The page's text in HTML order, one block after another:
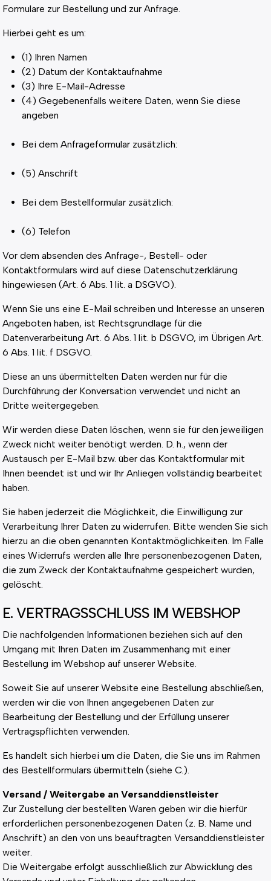
Formulare zur Bestellung und zur Anfrage.
Hierbei geht es um:
(1) Ihren Namen
(2) Datum der Kontaktaufnahme
(3) Ihre E-Mail-Adresse
(4) Gegebenenfalls weitere Daten, wenn Sie diese
angeben
Bei dem Anfrageformular zusätzlich:
(5) Anschrift
Bei dem Bestellformular zusätzlich:
(6) Telefon
Vor dem absenden des Anfrage-, Bestell- oder
Kontaktformulars wird auf diese Datenschutzerklärung
hingewiesen (Art. 6 Abs. 1 lit. a DSGVO).
Wenn Sie uns eine E-Mail schreiben und Interesse an unseren
Angeboten haben, ist Rechtsgrundlage für die
Datenverarbeitung Art. 6 Abs. 1 lit. b DSGVO, im Übrigen Art.
6 Abs. 1 lit. f DSGVO.
Diese an uns übermittelten Daten werden nur für die
Durchführung der Konversation verwendet und nicht an
Dritte weitergegeben.
Wir werden diese Daten löschen, wenn sie für den jeweiligen
Zweck nicht weiter benötigt werden. D. h., wenn der
Austausch per E-Mail bzw. über das Kontaktformular mit
Ihnen beendet ist und wir Ihr Anliegen vollständig bearbeitet
haben.
Sie haben jederzeit die Möglichkeit, die Einwilligung zur
Verarbeitung Ihrer Daten zu widerrufen. Bitte wenden Sie sich
hierzu an die oben genannten Kontaktmöglichkeiten. Im Falle
eines Widerrufs werden alle Ihre personenbezogenen Daten,
die zum Zweck der Kontaktaufnahme gespeichert wurden,
gelöscht.
E. VERTRAGSSCHLUSS IM WEBSHOP
Die nachfolgenden Informationen beziehen sich auf den
Umgang mit Ihren Daten im Zusammenhang mit einer
Bestellung im Webshop auf unserer Website.
Soweit Sie auf unserer Website eine Bestellung abschließen,
werden wir die von Ihnen angegebenen Daten zur
Bearbeitung der Bestellung und der Erfüllung unserer
Vertragspflichten verwenden.
Es handelt sich hierbei um die Daten, die Sie uns im Rahmen
des Bestellformulars übermitteln (siehe C.).
Versand / Weitergabe an Versanddienstleister
Zur Zustellung der bestellten Waren geben wir die hierfür
erforderlichen personenbezogenen Daten (z. B. Name und
Anschrift) an den von uns beauftragten Versanddienstleister
weiter.
Die Weitergabe erfolgt ausschließlich zur Abwicklung des